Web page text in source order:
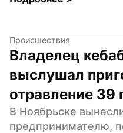
Происшествия
Владелец
выслушал
отравление
В Ноябрьске
предпринимателю,